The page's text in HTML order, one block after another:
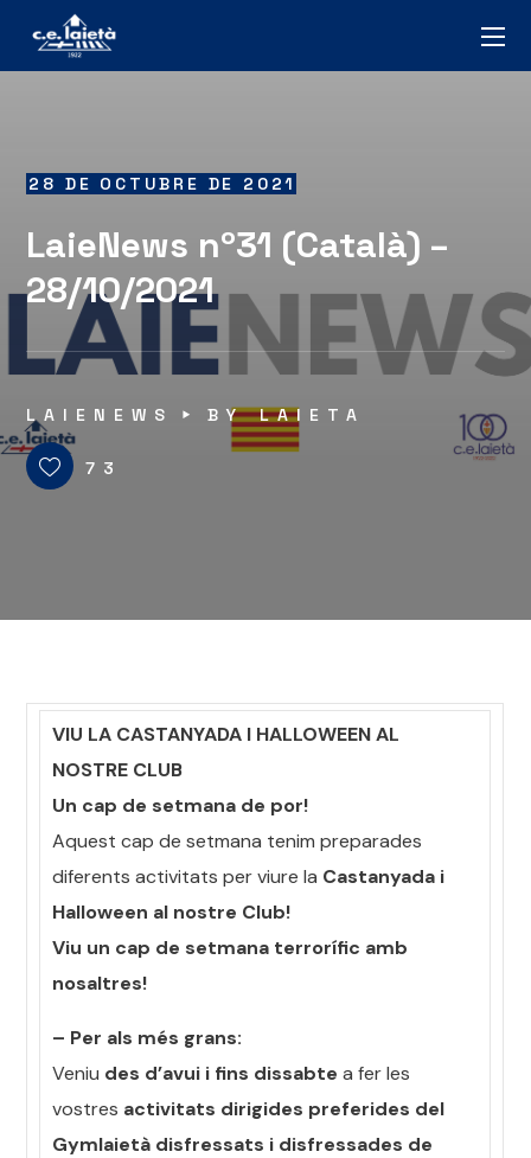
28 DE OCTUBRE DE 2021
LaieNews nº31 (Català) –
28/10/2021
LAIENEWS BYLAIETA
73
VIU LA CASTANYADA I HALLOWEEN AL
NOSTRE CLUB
Un cap de setmana de por!
Aquest cap de setmana tenim preparades
diferents activitats per viure la Castanyada i
Halloween al nostre Club!
Viu un cap de setmana terrorífic amb
nosaltres!
– Per als més grans:
Veniu des d’avui i fins dissabte a fer les
vostres activitats dirigides preferides del
Gymlaietà disfressats i disfressades de